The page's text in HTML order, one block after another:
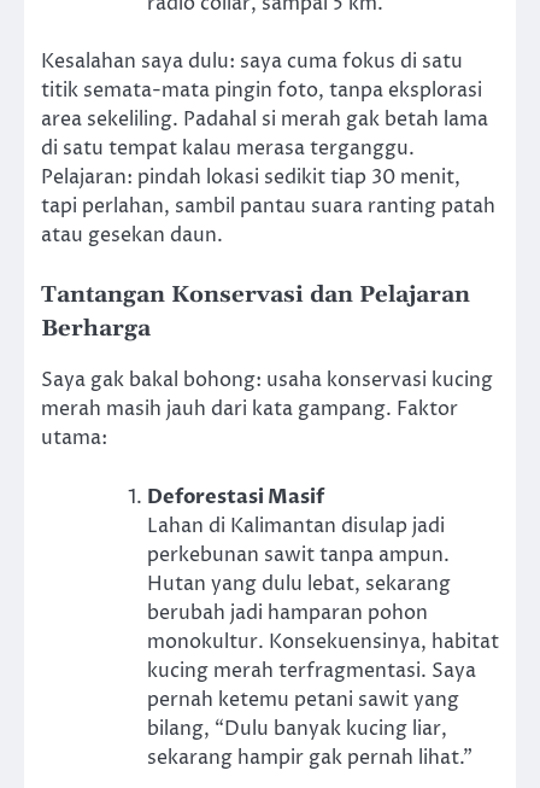
Kesalahan saya dulu: saya cuma fokus di satu
titik semata-mata pingin foto, tanpa eksplorasi
area sekeliling. Padahal si merah gak betah lama
di satu tempat kalau merasa terganggu.
Pelajaran: pindah lokasi sedikit tiap 30 menit,
tapi perlahan, sambil pantau suara ranting patah
atau gesekan daun.
Tantangan Konservasi dan Pelajaran
Berharga
Saya gak bakal bohong: usaha konservasi kucing
merah masih jauh dari kata gampang. Faktor
utama:
Deforestasi Masif
Lahan di Kalimantan disulap jadi
perkebunan sawit tanpa ampun.
Hutan yang dulu lebat, sekarang
berubah jadi hamparan pohon
monokultur. Konsekuensinya, habitat
kucing merah terfragmentasi. Saya
pernah ketemu petani sawit yang
bilang, “Dulu banyak kucing liar,
sekarang hampir gak pernah lihat.”